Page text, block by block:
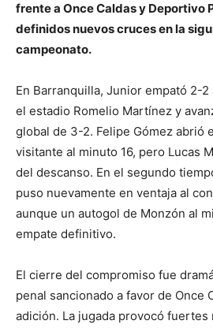
frente a Once Caldas y Deportivo
definidos nuevos cruces en la
campeonato.
En Barranquilla, Junior empató 2-2
el estadio Romelio Martínez y
global de 3-2. Felipe Gómez abrió
visitante al minuto 16, pero Lucas
del descanso. En el segundo
puso nuevamente en ventaja al
aunque un autogol de Monzón al
empate definitivo.
El cierre del compromiso fue
penal sancionado a favor de Once
adición. La jugada provocó